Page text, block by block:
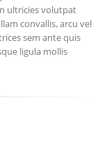
ultricies volutpat
convallis, arcu vel
sem ante quis
ligula mollis